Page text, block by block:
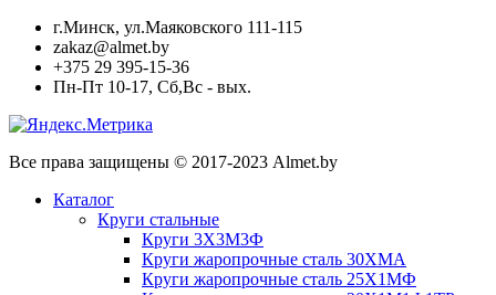
г.Минск, ул.Маяковского 111-115
zakaz@almet.by
+375 29 395-15-36
Пн-Пт 10-17, Сб,Вс - вых.
Все права защищены © 2017-2023 Almet.by
Каталог
Круги стальные
Круги 3Х3М3Ф
Круги жаропрочные сталь 30ХМА
Круги жаропрочные сталь 25Х1МФ